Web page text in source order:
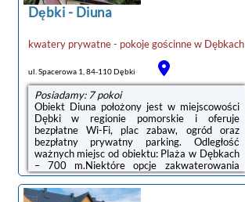
terenie ...
Dębki- Diuna
kwatery prywatne - pokoje gościnnew Dębkach
ul. Spacerowa 1, 84-110 Dębki
Posiadamy: 7 pokoi
Obiekt Diuna położony jest w miejscowości
Dębki w regionie pomorskie i oferuje
bezpłatne Wi-Fi, plac zabaw, ogród oraz
bezpłatny prywatny parking. Odległość
ważnych miejsc od obiektu: Plaża w Dębkach
– 700 m.Niektóre opcje zakwaterowania
mają jadalnię lub balkon.W obiekcie znajduje
się sprzęt do grillowania, a okolica jest